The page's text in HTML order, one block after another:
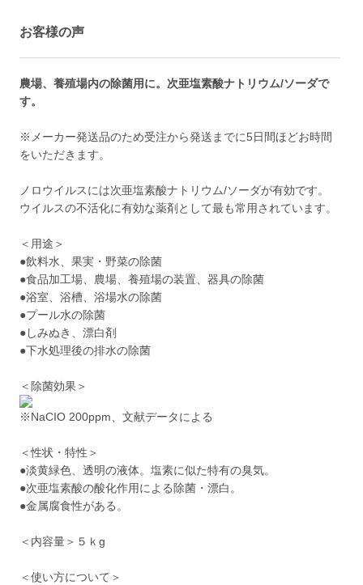
お客様の声
農場、養殖場内の除菌用に。次亜塩素酸ナトリウム/ソーダで
す。
※メーカー発送品のため受注から発送までに5日間ほどお時間
をいただきます。
ノロウイルスには次亜塩素酸ナトリウム/ソーダが有効です。
ウイルスの不活化に有効な薬剤として最も常用されています。
＜用途＞
●飲料水、果実・野菜の除菌
●食品加工場、農場、養殖場の装置、器具の除菌
●浴室、浴槽、浴場水の除菌
●プール水の除菌
●しみぬき、漂白剤
●下水処理後の排水の除菌
＜除菌効果＞
※NaCIO 200ppm、文献データによる
＜性状・特性＞
●淡黄緑色、透明の液体。塩素に似た特有の臭気。
●次亜塩素酸の酸化作用による除菌・漂白。
●金属腐食性がある。
＜内容量＞５ｋg
＜使い方について＞